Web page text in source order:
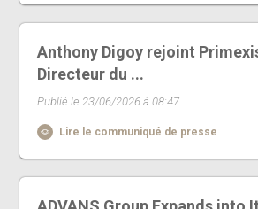
Anthony Digoy rejoint
Directeur du ...
Publié le 23/06/2026 à 08:47
Lire le communiqué de presse